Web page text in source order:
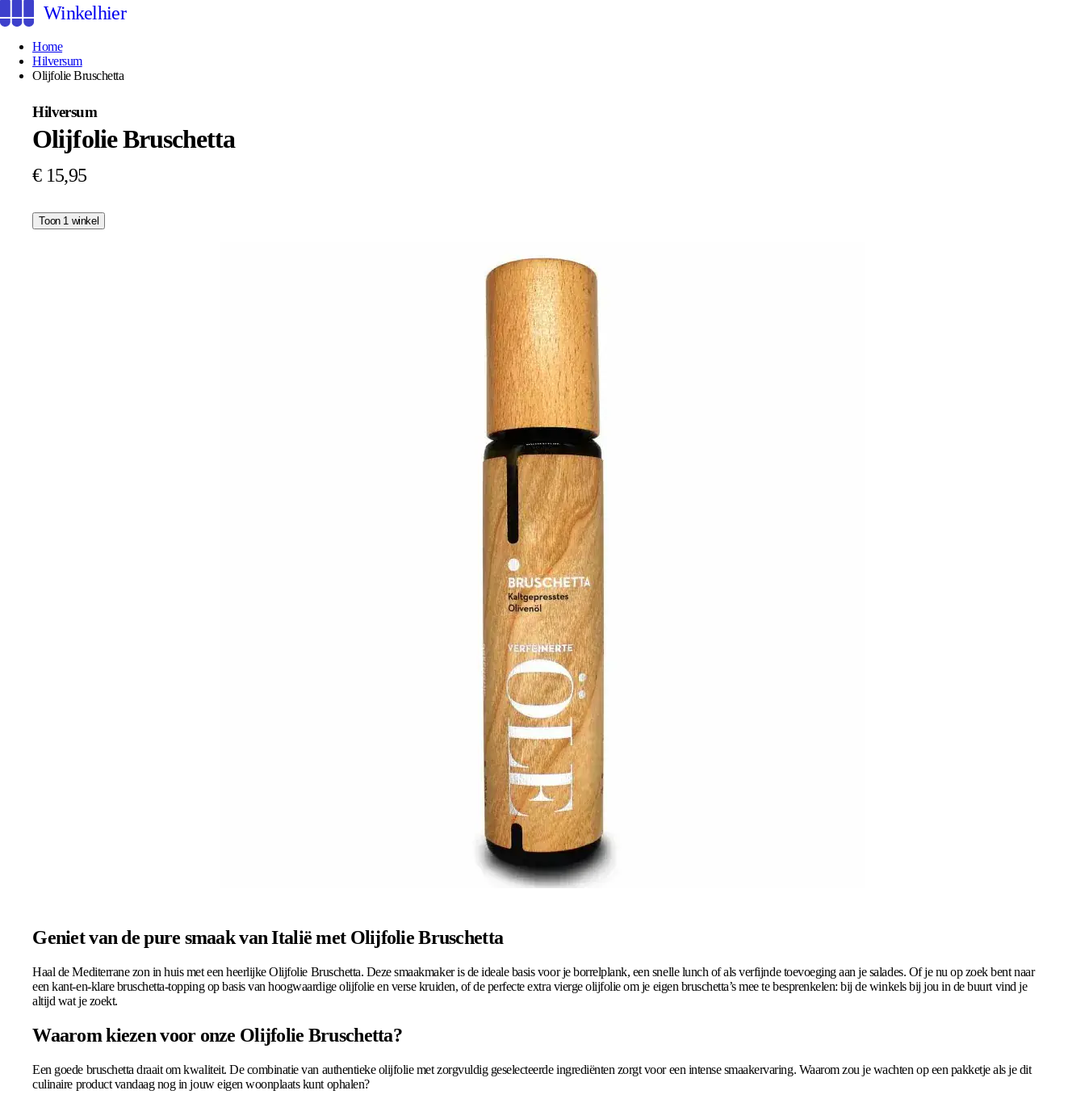
Winkelhier
Home
Hilversum
Olijfolie Bruschetta
Hilversum
Olijfolie Bruschetta
€ 15,95
Toon 1 winkel
Geniet van de pure smaak van Italië met Olijfolie Bruschetta
Haal de Mediterrane zon in huis met een heerlijke Olijfolie Bruschetta. Deze smaakmaker is de ideale basis voor je borrelplank, een snelle lunch of als verfijnde toevoeging aan je salades. Of je nu op zoek bent naar
een kant-en-klare bruschetta-topping op basis van hoogwaardige olijfolie en verse kruiden, of de perfecte extra vierge olijfolie om je eigen bruschetta’s mee te besprenkelen: bij de winkels bij jou in de buurt vind je
altijd wat je zoekt.
Waarom kiezen voor onze Olijfolie Bruschetta?
Een goede bruschetta draait om kwaliteit. De combinatie van authentieke olijfolie met zorgvuldig geselecteerde ingrediënten zorgt voor een intense smaakervaring. Waarom zou je wachten op een pakketje als je dit
culinaire product vandaag nog in jouw eigen woonplaats kunt ophalen?